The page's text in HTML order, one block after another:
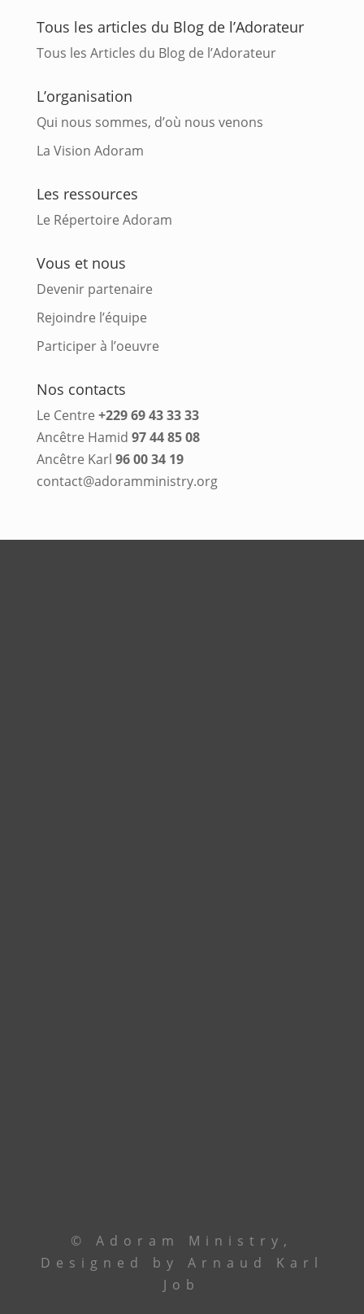
Tous les articles du Blog de l’Adorateur
Tous les Articles du Blog de l’Adorateur
L’organisation
Qui nous sommes, d’où nous venons
La Vision Adoram
Les ressources
Le Répertoire Adoram
Vous et nous
Devenir partenaire
Rejoindre l’équipe
Participer à l’oeuvre
Nos contacts
Le Centre +229 69 43 33 33
Ancêtre Hamid 97 44 85 08
Ancêtre Karl 96 00 34 19
contact@adoramministry.org
© Adoram Ministry,
Designed by Arnaud Karl
Job